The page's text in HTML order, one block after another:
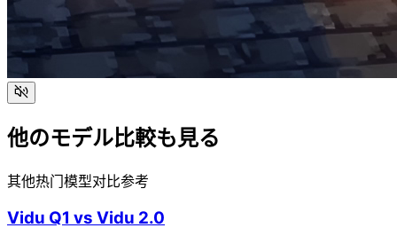
他のモデル比較も見る
其他热门模型对比参考
Vidu Q1 vs Vidu 2.0